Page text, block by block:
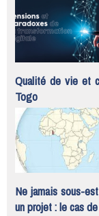
Qualité de vie et
Togo
Ne jamais sous-
un projet : le cas